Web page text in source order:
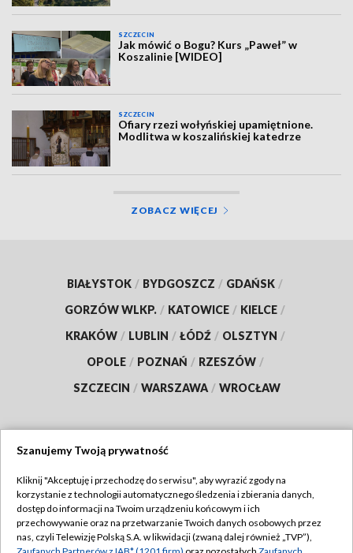
SZCZECIN
Jak mówić o Bogu? Kurs „Paweł” w
Koszalinie [WIDEO]
SZCZECIN
Ofiary rzezi wołyńskiej upamiętnione.
Modlitwa w koszalińskiej katedrze
ZOBACZ WIĘCEJ
BIAŁYSTOK / BYDGOSZCZ / GDAŃSK /
GORZÓW WLKP. / KATOWICE / KIELCE /
KRAKÓW / LUBLIN / ŁÓDŹ / OLSZTYN /
OPOLE / POZNAŃ / RZESZÓW /
SZCZECIN / WARSZAWA / WROCŁAW
TVP
Abonament TVP
Emisja w TVP
Regulamin TVP
Szanujemy Twoją prywatność
Kliknij "Akceptuję i przechodzę do serwisu", aby wyrazić zgody na
korzystanie z technologii automatycznego śledzenia i zbierania danych,
dostęp do informacji na Twoim urządzeniu końcowym i ich
przechowywanie oraz na przetwarzanie Twoich danych osobowych przez
nas, czyli Telewizję Polską S.A. w likwidacji (zwaną dalej również „TVP”),